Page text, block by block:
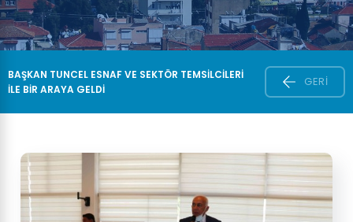
BAŞKAN TUNCEL ESNAF VE SEKTÖR TEMSILCILERI
ILE BIR ARAYA GELDI
GERI